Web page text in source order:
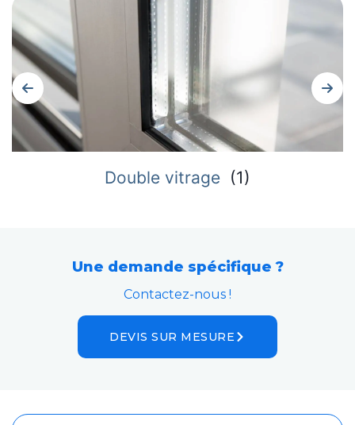
Double vitrage (1)
Une demande spécifique ?
Contactez-nous !
DEVIS SUR MESURE